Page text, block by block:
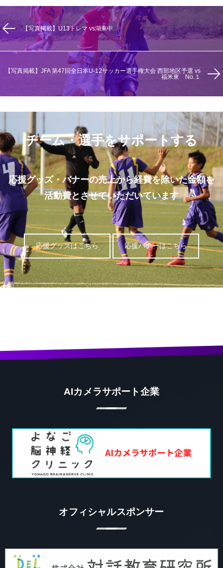
【写真掲載】U13トレマ vs湖東中
【写真掲載】JFA 第47回全日本U-12サッカー選手権大会 西部地区予選 vs
福米東 No.１
チーム・選手をサポートする
応援グッズ・バナーの売上から経費を除いた金額を
活動費とさせていただいています
応援グッズはこちら 応援バナーはこちら
AIカメラサポート企業
オフィシャルスポンサー